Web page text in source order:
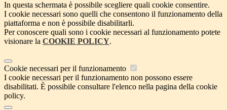
In questa schermata è possibile scegliere quali cookie consentire.
I cookie necessari sono quelli che consentono il funzionamento della
piattaforma e non è possibile disabilitarli.
Per conoscere quali sono i cookie necessari al funzionamento potete
visionare la COOKIE POLICY.
Cookie necessari per il funzionamento
I cookie necessari per il funzionamento non possono essere
disabilitati. È possibile consultare l'elenco nella pagina della cookie
policy.